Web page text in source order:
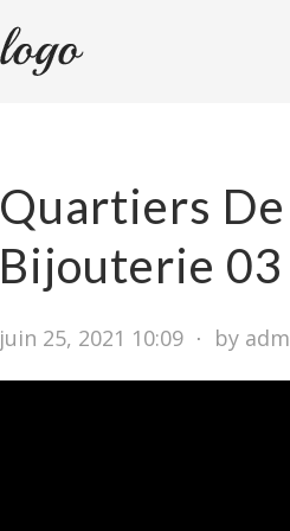
Quartiers De
Bijouterie
juin 25, 2021 10:09 ⋅ by